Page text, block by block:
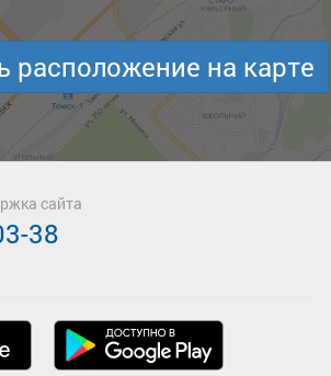
расположение на карте
сайта
38